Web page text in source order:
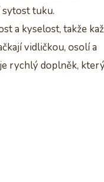
sytost tuku.
a kyselost, takže
vidličkou, osolí a
rychlý doplněk,